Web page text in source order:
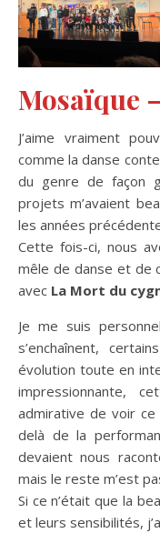
Mosaïque
J’aime vraiment
comme la danse
du genre de façon
projets m’avaient
les années
Cette fois-ci, nous
mêle de danse et de
avec La Mort du
Je me suis
s’enchaînent,
évolution toute en
impressionnante,
admirative de voir ce
delà de la
devaient nous
mais le reste m’est
Si ce n’était que la
et leurs sensibilités,